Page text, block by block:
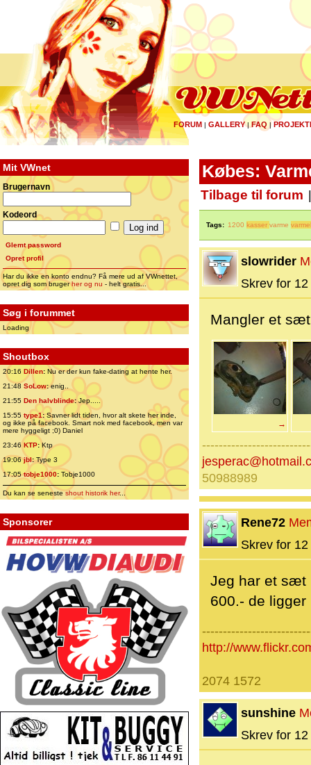
FORUM | GALLERY|FAQ |
Mit VWnet
Brugernavn
Kodeord
Glemt password
Opret profil
Har du ikke en konto endnu? Få mere ud af VWnettet,
opret dig som brugerher og nu - helt gratis...
Søg i forummet
Loading
Shoutbox
20:16 Dillen: Nu er der kun fake-dating at hente her.
21:48 SoLow:enig..
21:55 Den halvblinde:Jep.....
15:55 type1:Savner lidt tiden, hvor alt skete her inde,
og ikke på facebook. Smart nok med facebook, men var
mere hyggeligt ;0) Daniel
23:46 KTP:Ktp
19:06jbl:Type 3
17:05tobje1000: Tobje1000
Du kan se senesteshout historik her...
Sponsorer
Købes:
Tilbage til forum
Tags: 1200 kasser varme
slowrider
Skrev for
Mangler et
→
50988989
Rene72
Skrev for
Jeg har et sæt
600.- de ligger
http://
2074 1572
sunshine
Skrev for